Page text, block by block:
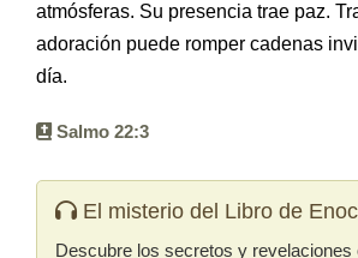
atmósferas. Su presencia trae paz.
adoración puede romper cadenas
día.
Salmo 22:3
El misterio del Libro de
Descubre los secretos y